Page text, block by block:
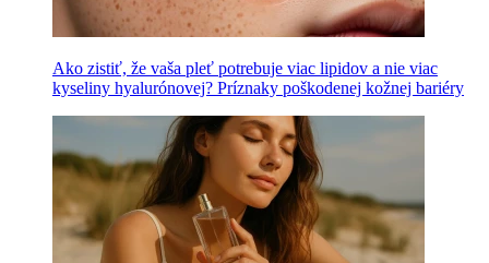
Ako zistiť, že vaša pleť potrebuje viac lipidov a nie viac
kyseliny hyalurónovej? Príznaky poškodenej kožnej bariéry